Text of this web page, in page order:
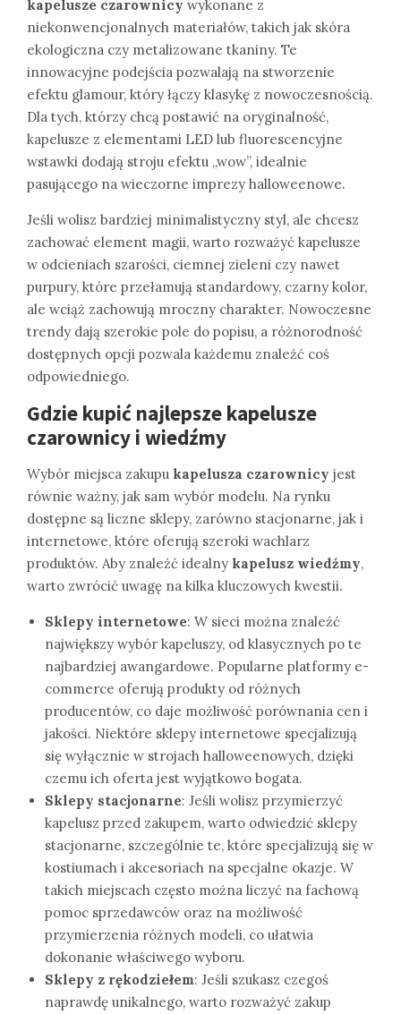
kapelusze czarownicy wykonane z
niekonwencjonalnych materiałów, takich jak skóra
ekologiczna czy metalizowane tkaniny. Te
innowacyjne podejścia pozwalają na stworzenie
efektu glamour, który łączy klasykę z nowoczesnością.
Dla tych, którzy chcą postawić na oryginalność,
kapelusze z elementami LED lub fluorescencyjne
wstawki dodają stroju efektu „wow”, idealnie
pasującego na wieczorne imprezy halloweenowe.
Jeśli wolisz bardziej minimalistyczny styl, ale chcesz
zachować element magii, warto rozważyć kapelusze
w odcieniach szarości, ciemnej zieleni czy nawet
purpury, które przełamują standardowy, czarny kolor,
ale wciąż zachowują mroczny charakter. Nowoczesne
trendy dają szerokie pole do popisu, a różnorodność
dostępnych opcji pozwala każdemu znaleźć coś
odpowiedniego.
Gdzie kupić najlepsze kapelusze
czarownicy i wiedźmy
Wybór miejsca zakupu kapelusza czarownicy jest
równie ważny, jak sam wybór modelu. Na rynku
dostępne są liczne sklepy, zarówno stacjonarne, jak i
internetowe, które oferują szeroki wachlarz
produktów. Aby znaleźć idealny kapelusz wiedźmy,
warto zwrócić uwagę na kilka kluczowych kwestii.
Sklepy internetowe: W sieci można znaleźć
największy wybór kapeluszy, od klasycznych po te
najbardziej awangardowe. Popularne platformy e-
commerce oferują produkty od różnych
producentów, co daje możliwość porównania cen i
jakości. Niektóre sklepy internetowe specjalizują
się wyłącznie w strojach halloweenowych, dzięki
czemu ich oferta jest wyjątkowo bogata.
Sklepy stacjonarne: Jeśli wolisz przymierzyć
kapelusz przed zakupem, warto odwiedzić sklepy
stacjonarne, szczególnie te, które specjalizują się w
kostiumach i akcesoriach na specjalne okazje. W
takich miejscach często można liczyć na fachową
pomoc sprzedawców oraz na możliwość
przymierzenia różnych modeli, co ułatwia
dokonanie właściwego wyboru.
Sklepy z rękodziełem: Jeśli szukasz czegoś
naprawdę unikalnego, warto rozważyć zakup